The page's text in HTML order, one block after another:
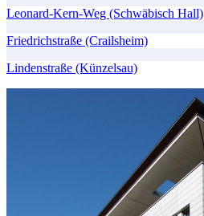
Leonard-Kern-Weg (Schwäbisch Hall)
Friedrichstraße (Crailsheim)
Lindenstraße (Künzelsau)